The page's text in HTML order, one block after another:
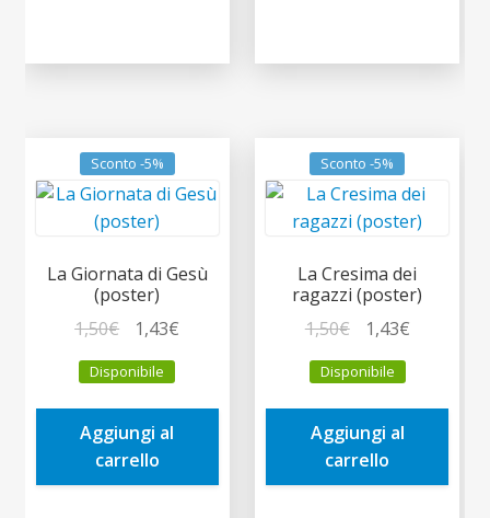
Sconto -5%
La Giornata di Gesù
(poster)
1,50€
prezzo
originale
era:
1,50€.
1,43€
è:
Disponibile
Aggiungi al
carrello
Sconto -5%
La Cresima dei
ragazzi (poster)
1,50€
prezzo
originale
era:
1,50€.
1,43€Il
è:
Disponibile
Aggiungi al
carrello